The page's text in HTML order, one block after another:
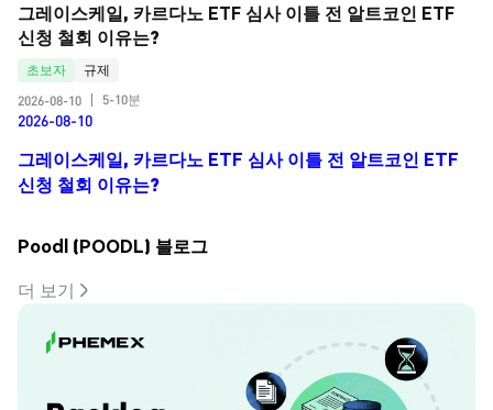
그레이스케일, 카르다노 ETF 심사 이틀 전 알트코인 ETF
신청 철회 이유는?
초보자
규제
2026-08-10
5-10분
2026-08-10
그레이스케일, 카르다노 ETF 심사 이틀 전 알트코인 ETF
신청 철회 이유는?
Poodl (POODL) 블로그
더 보기